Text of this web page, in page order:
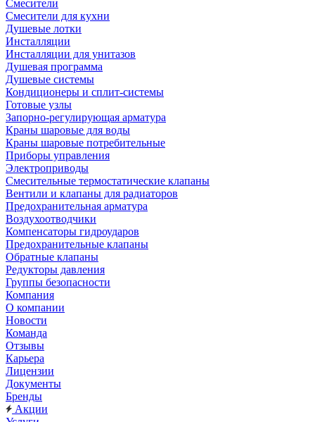
Смесители
Смесители для кухни
Душевые лотки
Инсталляции
Инсталляции для унитазов
Душевая программа
Душевые системы
Кондиционеры и сплит-системы
Готовые узлы
Запорно-регулирующая арматура
Краны шаровые для воды
Краны шаровые потребительные
Приборы управления
Электроприводы
Смесительные термостатические клапаны
Вентили и клапаны для радиаторов
Предохранительная арматура
Воздухоотводчики
Компенсаторы гидроударов
Предохранительные клапаны
Обратные клапаны
Редукторы давления
Группы безопасности
Компания
О компании
Новости
Команда
Отзывы
Карьера
Лицензии
Документы
Бренды
Акции